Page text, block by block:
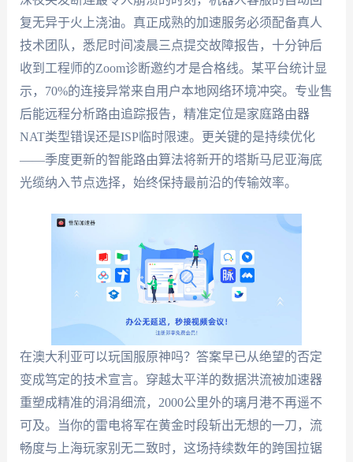
复无异于火上浇油。真正成熟的加速服务必须配备真人
技术团队，悉尼时间凌晨三点提交故障报告，十分钟后
收到工程师的Zoom诊断邀约才是合格线。某平台统计显
示，70%的连接异常来自用户本地网络环境冲突。专业售
后能远程分析路由追踪报告，精准定位是家庭路由器
NAT类型错误还是ISP临时限速。更关键的是持续优化
——季度更新的智能路由算法将新开的塔斯马尼亚海底
光缆纳入节点选择，始终保持最前沿的传输效率。
在澳大利亚可以玩国服原神吗？答案早已从绝望的否定
变成笃定的技术宣言。穿越太平洋的数据洪流被加速器
重塑成精准的涓涓细流，2000公里外的璃月港不再遥不
可及。当你的雷电将军在黄金时段斩出无想的一刀，流
畅度与上海玩家别无二致时，这场持续数年的跨国拉锯